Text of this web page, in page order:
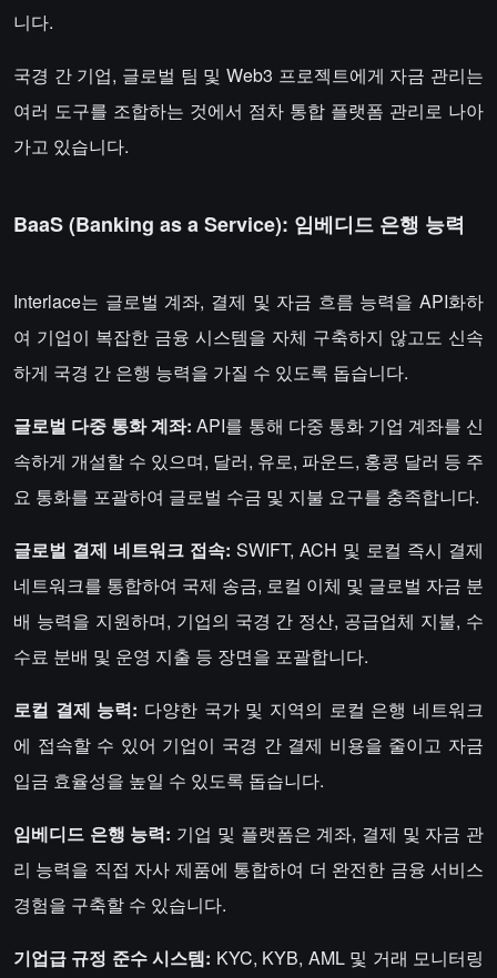
니다.
국경 간 기업, 글로벌 팀 및 Web3 프로젝트에게 자금 관리는
여러 도구를 조합하는 것에서 점차 통합 플랫폼 관리로 나아
가고 있습니다.
BaaS (Banking as a Service): 임베디드 은행 능력
Interlace는 글로벌 계좌, 결제 및 자금 흐름 능력을 API화하
여 기업이 복잡한 금융 시스템을 자체 구축하지 않고도 신속
하게 국경 간 은행 능력을 가질 수 있도록 돕습니다.
글로벌 다중 통화 계좌: API를 통해 다중 통화 기업 계좌를 신
속하게 개설할 수 있으며, 달러, 유로, 파운드, 홍콩 달러 등 주
요 통화를 포괄하여 글로벌 수금 및 지불 요구를 충족합니다.
글로벌 결제 네트워크 접속: SWIFT, ACH 및 로컬 즉시 결제
네트워크를 통합하여 국제 송금, 로컬 이체 및 글로벌 자금 분
배 능력을 지원하며, 기업의 국경 간 정산, 공급업체 지불, 수
수료 분배 및 운영 지출 등 장면을 포괄합니다.
로컬 결제 능력: 다양한 국가 및 지역의 로컬 은행 네트워크
에 접속할 수 있어 기업이 국경 간 결제 비용을 줄이고 자금
입금 효율성을 높일 수 있도록 돕습니다.
임베디드 은행 능력: 기업 및 플랫폼은 계좌, 결제 및 자금 관
리 능력을 직접 자사 제품에 통합하여 더 완전한 금융 서비스
경험을 구축할 수 있습니다.
기업급 규정 준수 시스템: KYC, KYB, AML 및 거래 모니터링